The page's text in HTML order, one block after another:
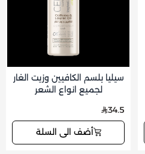
سيليا بلسم الكافيين وزيت الغار
لجميع انواع الشعر
34.5
أضف الى السلة